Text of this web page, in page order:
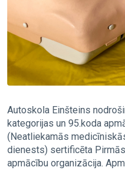
Autoskola Einšteins
kategorijas un 95.koda
(Neatliekamās
dienests) sertificēta
apmācību organizācija.